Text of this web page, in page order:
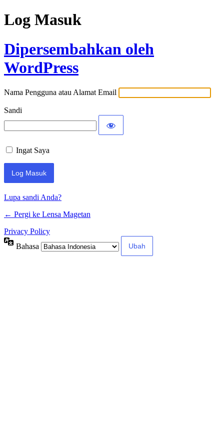
Log Masuk
Dipersembahkan oleh
WordPress
Nama Pengguna atau Alamat Email
Sandi
Ingat Saya
Lupa sandi Anda?
← Pergi ke Lensa Magetan
Privacy Policy
Bahasa